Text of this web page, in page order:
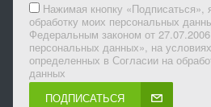
Нажимая кнопку «Подписаться»,
обработку моих персональных
Федеральным законом от
персональных данных», на
определенных в Согласии на
данных
ПОДПИСАТЬСЯ